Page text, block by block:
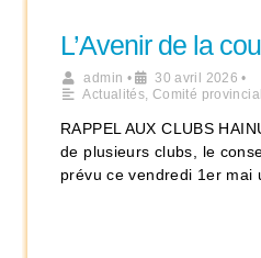
L’Avenir de la
admin • 30 avril 2026 •
Actualités, Comité provincial
RAPPEL AUX CLUBS
de plusieurs clubs, le
prévu ce vendredi 1er